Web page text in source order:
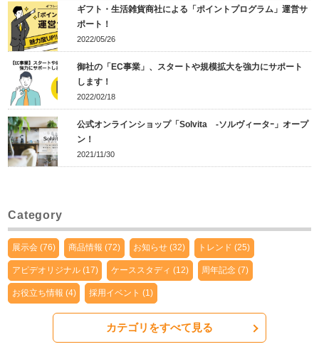
ギフト・生活雑貨商社による「ポイントプログラム」運営サ
ポート！
2022/05/26
御社の「EC事業」、スタートや規模拡大を強力にサポート
します！
2022/02/18
公式オンラインショップ「Solvita -ソルヴィータｰ」オープ
ン！
2021/11/30
Category
展示会 (76) 商品情報 (72) お知らせ (32) トレンド (25)
アピデオリジナル (17) ケーススタディ (12) 周年記念 (7)
お役立ち情報 (4) 採用イベント (1)
カテゴリをすべて見る